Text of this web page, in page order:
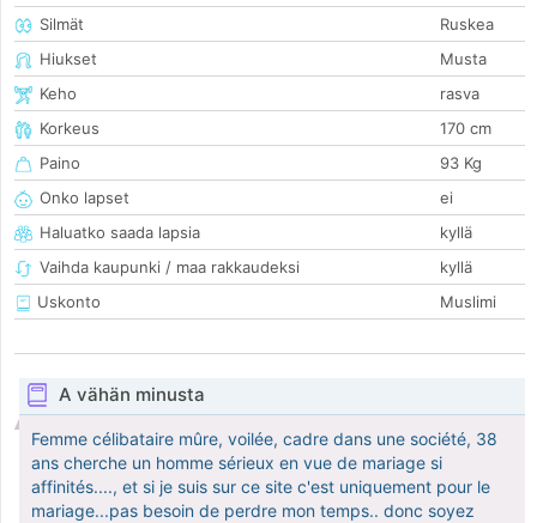
Silmät
Ruskea
Hiukset
Musta
Keho
rasva
Korkeus
170 cm
Paino
93 Kg
Onko lapset
ei
Haluatko saada lapsia
kyllä
Vaihda kaupunki / maa rakkaudeksi
kyllä
Uskonto
Muslimi
A vähän minusta
Femme célibataire mûre, voilée, cadre dans une société, 38
ans cherche un homme sérieux en vue de mariage si
affinités...., et si je suis sur ce site c'est uniquement pour le
mariage...pas besoin de perdre mon temps.. donc soyez